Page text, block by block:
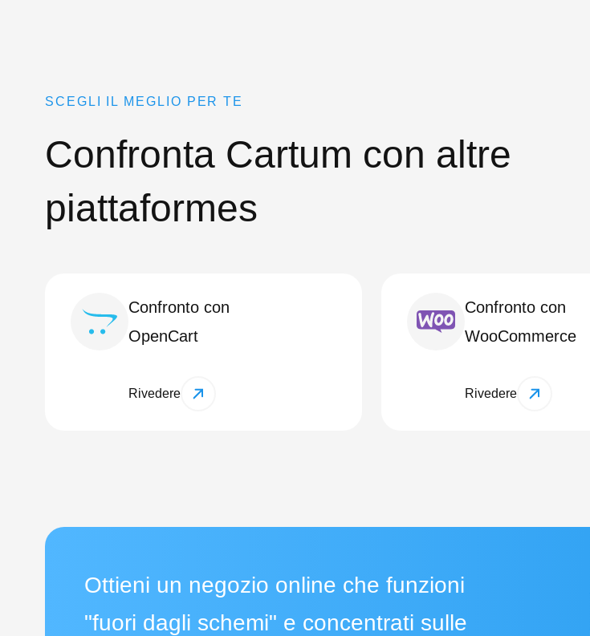
SCEGLI IL MEGLIO PER TE
Confronta Cartum con altre
piattaformes
Confronto con
OpenCart
Rivedere
Confronto con
WooCommerce
Rivedere
Ottieni un negozio online che funzioni
"fuori dagli schemi" e concentrati sulle